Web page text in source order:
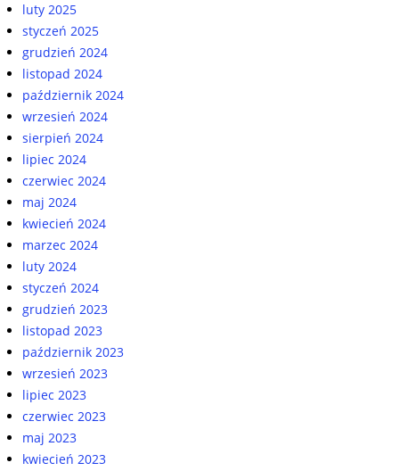
luty 2025
styczeń 2025
grudzień 2024
listopad 2024
październik 2024
wrzesień 2024
sierpień 2024
lipiec 2024
czerwiec 2024
maj 2024
kwiecień 2024
marzec 2024
luty 2024
styczeń 2024
grudzień 2023
listopad 2023
październik 2023
wrzesień 2023
lipiec 2023
czerwiec 2023
maj 2023
kwiecień 2023